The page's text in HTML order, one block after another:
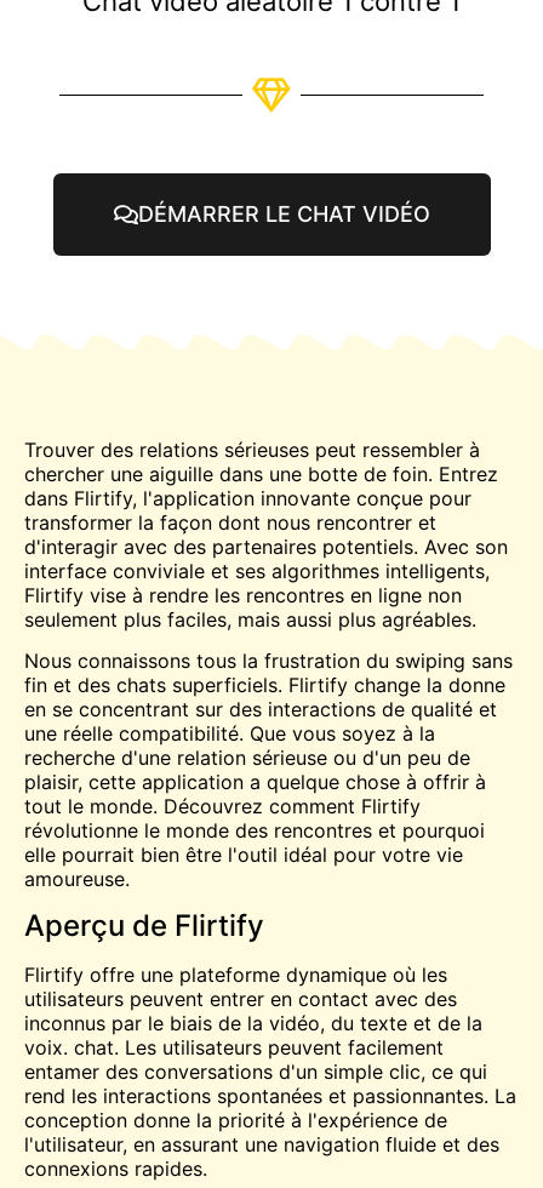
DÉMARRER LE CHAT VIDÉO
Trouver des relations sérieuses peut ressembler à
chercher une aiguille dans une botte de foin. Entrez
dans Flirtify, l'application innovante conçue pour
transformer la façon dont nous rencontrer et
d'interagir avec des partenaires potentiels. Avec son
interface conviviale et ses algorithmes intelligents,
Flirtify vise à rendre les rencontres en ligne non
seulement plus faciles, mais aussi plus agréables.
Nous connaissons tous la frustration du swiping sans
fin et des chats superficiels. Flirtify change la donne
en se concentrant sur des interactions de qualité et
une réelle compatibilité. Que vous soyez à la
recherche d'une relation sérieuse ou d'un peu de
plaisir, cette application a quelque chose à offrir à
tout le monde. Découvrez comment Flirtify
révolutionne le monde des rencontres et pourquoi
elle pourrait bien être l'outil idéal pour votre vie
amoureuse.
Aperçu de Flirtify
Flirtify offre une plateforme dynamique où les
utilisateurs peuvent entrer en contact avec des
inconnus par le biais de la vidéo, du texte et de la
voix. chat. Les utilisateurs peuvent facilement
entamer des conversations d'un simple clic, ce qui
rend les interactions spontanées et passionnantes. La
conception donne la priorité à l'expérience de
l'utilisateur, en assurant une navigation fluide et des
connexions rapides.